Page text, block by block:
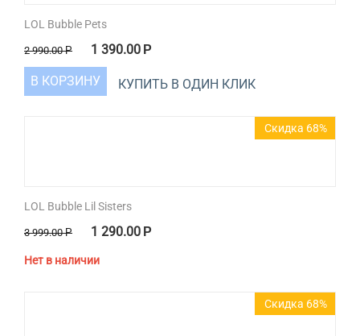
LOL Bubble Pets
2 990.00 Р 1 390.00 Р
В КОРЗИНУ КУПИТЬ В ОДИН КЛИК
Скидка 68%
LOL Bubble Lil Sisters
3 999.00 Р 1 290.00 Р
Нет в наличии
Скидка 68%